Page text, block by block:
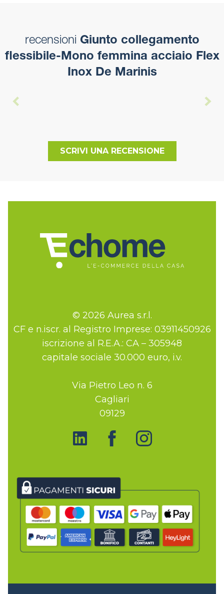
recensioni Giunto collegamento
flessibile-Mono femmina acciaio Flex
Inox De Marinis
SCRIVI UNA RECENSIONE
© 2026 Aurea s.r.l.
CF e n.iscr. al Registro Imprese: 03911450926
iscrizione al R.E.A.: CA – 305948
capitale sociale 30.000 euro, i.v.
Via Pietro Leo n. 6
Cagliari
09129